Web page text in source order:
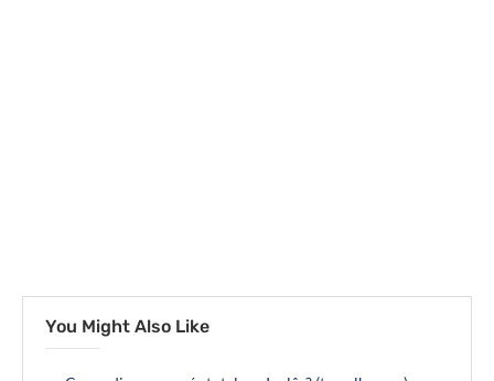
You Might Also Like